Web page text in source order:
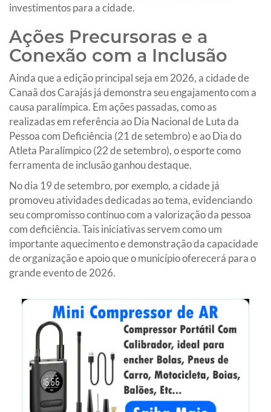
investimentos para a cidade.
Ações Precursoras e a
Conexão com a Inclusão
Ainda que a edição principal seja em 2026, a cidade de
Canaã dos Carajás já demonstra seu engajamento com a
causa paralímpica. Em ações passadas, como as
realizadas em referência ao Dia Nacional de Luta da
Pessoa com Deficiência (21 de setembro) e ao Dia do
Atleta Paralímpico (22 de setembro), o esporte como
ferramenta de inclusão ganhou destaque.
No dia 19 de setembro, por exemplo, a cidade já
promoveu atividades dedicadas ao tema, evidenciando
seu compromisso contínuo com a valorização da pessoa
com deficiência. Tais iniciativas servem como um
importante aquecimento e demonstração da capacidade
de organização e apoio que o município oferecerá para o
grande evento de 2026.